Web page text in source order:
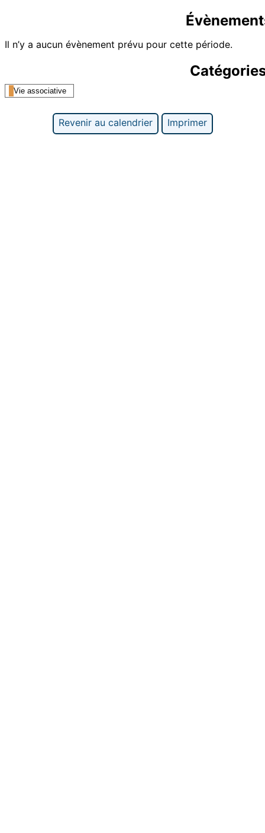
Il n’y a aucun évènement prévu pour cette période.
Vie associative
Revenir au calendrier Imprimer